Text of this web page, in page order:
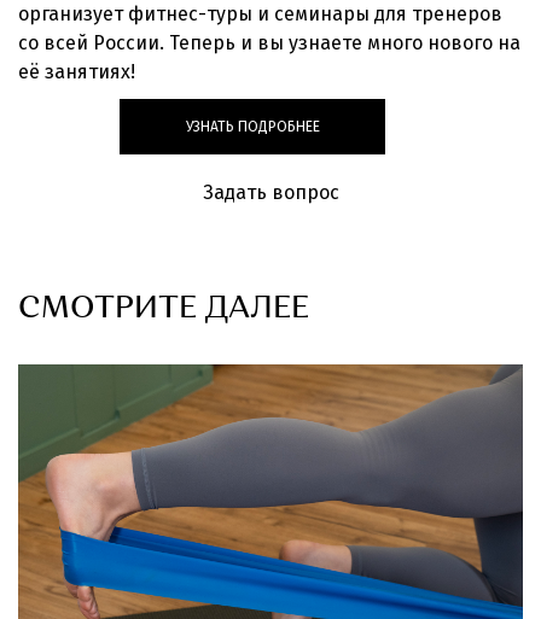
организует фитнес-туры и семинары для тренеров
со всей России. Теперь и вы узнаете много нового на
её занятиях!
УЗНАТЬ ПОДРОБНЕЕ
Задать вопрос
СМОТРИТЕ ДАЛЕЕ